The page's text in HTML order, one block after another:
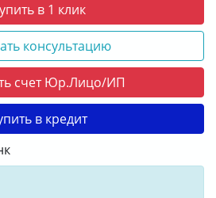
в 1 клик
консультацию
счет Юр.Лицо/ИП
в кредит